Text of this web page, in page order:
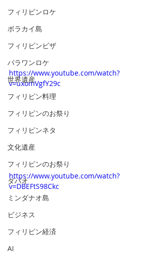
フィリピンロケ
ボラカイ島
フィリピンビザ
パラワンロケ
世界遺産
フィリピン料理
フィリピンのお祭り
フィリピンネタ
文化遺産
フィリピンのお祭り
ダバオ
ミンダナオ島
ビジネス
フィリピン経済
AI
https://www.youtube.com/watch?
v=uxomVgfY29c
https://www.youtube.com/watch?
v=DBEFtS98Ckc